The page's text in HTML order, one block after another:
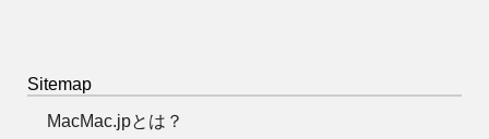
Sitemap
MacMac.jpとは？